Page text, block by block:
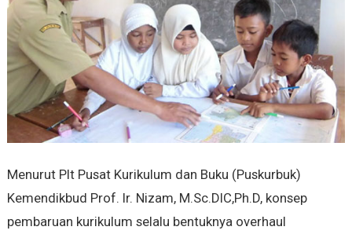
Menurut Plt Pusat Kurikulum dan Buku (Puskurbuk)
Kemendik‎bud Prof. Ir. Nizam, M.Sc.DIC,Ph.D, konsep
pembaruan kurikulum selalu bentuknya overhaul